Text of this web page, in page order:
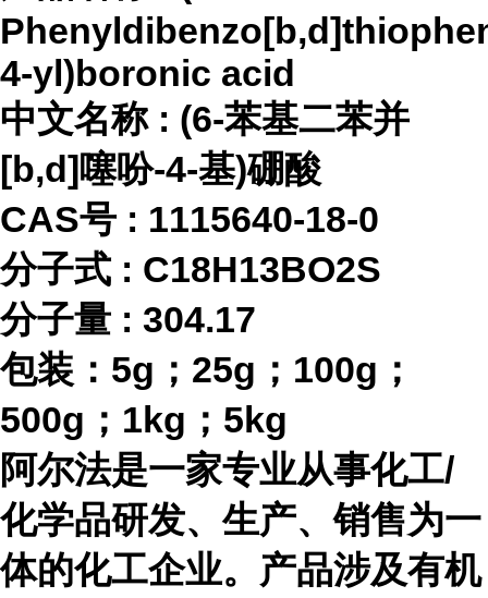
4-yl)boronic acid
中文名称 : (6-苯基二苯并
[b,d]噻吩-4-基)硼酸
CAS号 : 1115640-18-0
分子式 : C18H13BO2S
分子量 : 304.17
包装： 5g；25g；100g；
500g；1kg；5kg
阿尔法是一家专业从事化工/
化学品研发、生产、销售为一
体的化工企业。产品涉及有机